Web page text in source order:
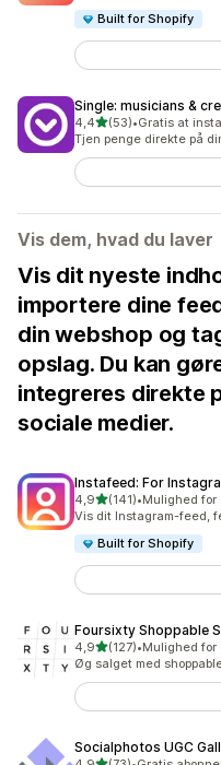
Built for Shopify
Single: musicians &
4,4ud af 5 stjerner
(53)
53 anmeldelser i alt
•Gratis at
Tjen penge direkte på
Vis dem, hvad du laver
Vis dit nyeste
importere dine
din webshop og
opslag. Du kan
integreres direkte
sociale medier.
Instafeed: For
4,9ud af 5 stjerner
(141)
141 anmeldelser i alt
•Mulighed for
Vis dit Instagram-feed,
Built for Shopify
Foursixty Shoppable
4,9ud af 5 stjerner
(127)
127 anmeldelser i alt
•Mulighed for
Øg salget med
Socialphotos UGC